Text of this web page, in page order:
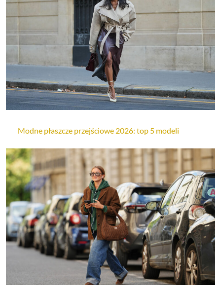
Modne płaszcze przejściowe 2026: top 5 modeli